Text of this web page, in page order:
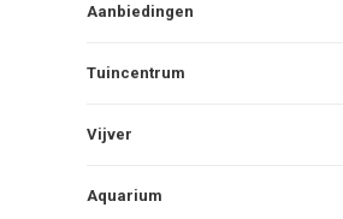
Aanbiedingen
Tuincentrum
Vijver
Aquarium